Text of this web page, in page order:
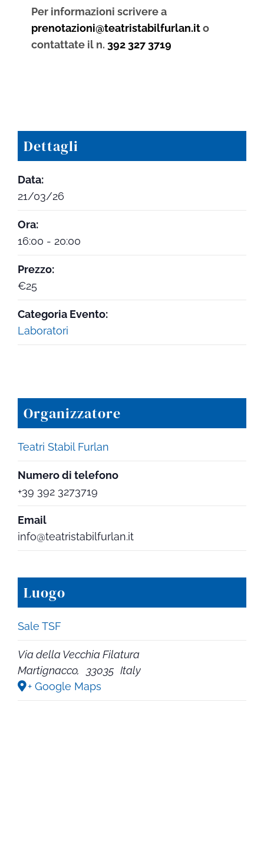
Per informazioni scrivere a
prenotazioni@teatristabilfurlan.ito
contattate il n. 392 327 3719
Dettagli
Data:
21/03/26
Ora:
16:00 - 20:00
Prezzo:
€25
Categoria Evento:
Laboratori
Organizzatore
Teatri Stabil Furlan
Numero di telefono
+39 392 3273719
Email
info@teatristabilfurlan.it
Luogo
Sale TSF
Via della Vecchia Filatura
Martignacco, 33035 Italy
+ Google Maps